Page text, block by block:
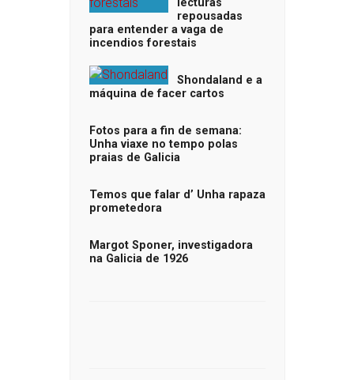
lecturas
repousadas
para entender a vaga de
incendios forestais
Shondaland e a
máquina de facer cartos
Fotos para a fin de semana:
Unha viaxe no tempo polas
praias de Galicia
Temos que falar d’ Unha rapaza
prometedora
Margot Sponer, investigadora
na Galicia de 1926